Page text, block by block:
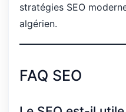
stratégies SEO
algérien.
FAQ SEO